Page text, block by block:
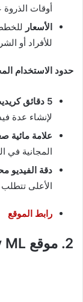
أوقات
الأسعار
للأفراد أو
حدود الاستخدام
5 دقائق كريديت مجانية
لإنشاء عدة
علامة مائية
المجانية في
دقة الفيديو
الأعلى
رابط الموقع
2. موقع Runway ML